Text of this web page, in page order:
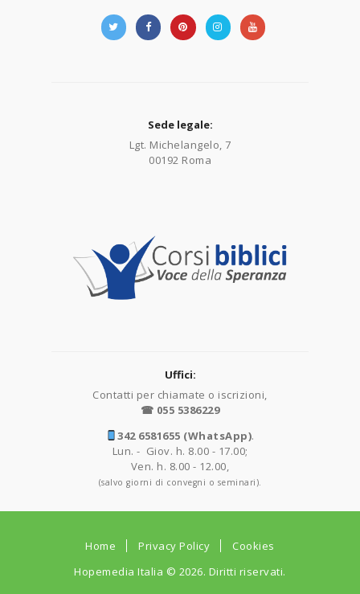
Sede legale:
Lgt. Michelangelo, 7
00192 Roma
Uffici:
Contatti per chiamate o iscrizioni,
☎ 055 5386229
342 6581655 (WhatsApp).
Lun. - Giov. h. 8.00 - 17.00;
Ven. h. 8.00 - 12.00,
(salvo giorni di convegni o seminari).
Home Privacy Policy
Cookies
Hopemedia Italia © 2026. Diritti riservati.